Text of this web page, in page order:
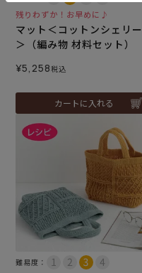
残りわずか！お早めに♪
マット＜コットンシェリー
＞（編み物 材料セット）
¥5,258税込
カートに入れる
難易度：